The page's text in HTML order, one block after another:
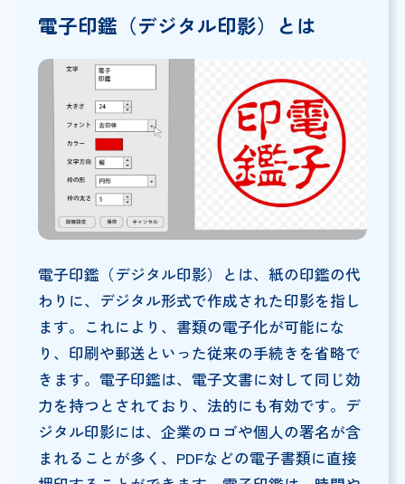
電子印鑑（デジタル印影）とは
電子印鑑（デジタル印影）とは、紙の印鑑の代
わりに、デジタル形式で作成された印影を指し
ます。これにより、書類の電子化が可能にな
り、印刷や郵送といった従来の手続きを省略で
きます。電子印鑑は、電子文書に対して同じ効
力を持つとされており、法的にも有効です。デ
ジタル印影には、企業のロゴや個人の署名が含
まれることが多く、PDFなどの電子書類に直接